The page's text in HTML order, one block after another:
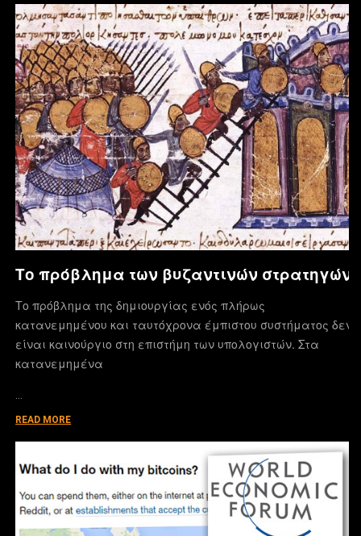
Το πρόβλημα των βυζαντινών στρατηγών
Το πρόβλημα της δημιουργίας ενός πλήρως
κατανεμημένου και ταυτόχρονα έμπιστου συστήματος δεν
είναι καινούργιο στη επιστήμη των υπολογιστών. Στα
κατανεμημένα
READ MORE